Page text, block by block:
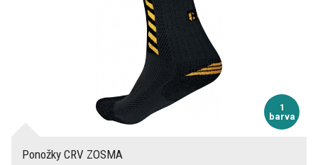
1
barva
Ponožky CRV ZOSMA